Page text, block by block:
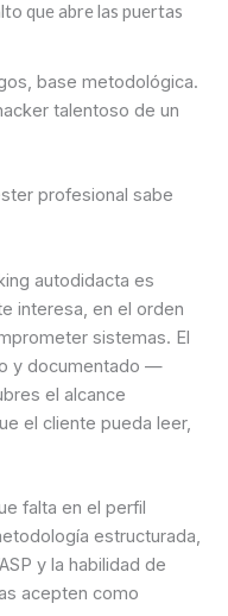
que abre las puertas
base metodológica.
talentoso de un
profesional sabe
autodidacta es
interesa, en el orden
sistemas. El
y documentado —
el alcance
el cliente pueda leer,
falta en el perfil
estructurada,
y la habilidad de
acepten como